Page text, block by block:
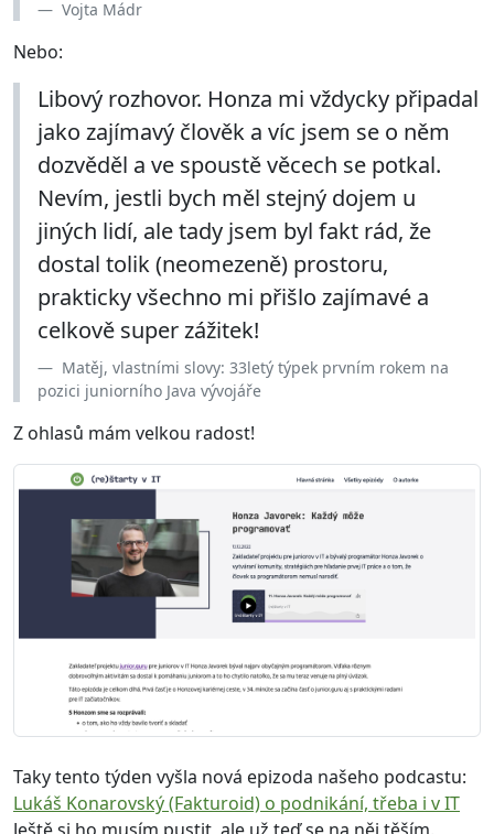
Vojta Mádr
Nebo:
Libový rozhovor. Honza mi vždycky připadal
jako zajímavý člověk a víc jsem se o něm
dozvěděl a ve spoustě věcech se potkal.
Nevím, jestli bych měl stejný dojem u
jiných lidí, ale tady jsem byl fakt rád, že
dostal tolik (neomezeně) prostoru,
prakticky všechno mi přišlo zajímavé a
celkově super zážitek!
Matěj, vlastními slovy: 33letý týpek prvním rokem na
pozici juniorního Java vývojáře
Z ohlasů mám velkou radost!
Taky tento týden vyšla nová epizoda našeho podcastu:
Lukáš Konarovský (Fakturoid) o podnikání, třeba i v IT